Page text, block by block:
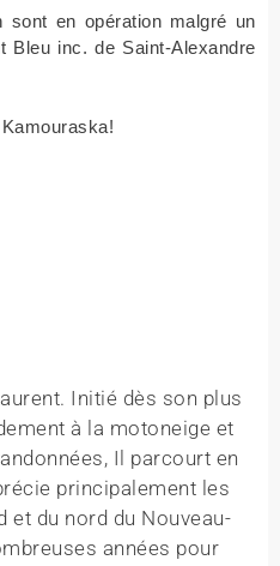
en opération malgré un
Bleu inc. de Saint-Alexandre
Initié dès son plus
à la motoneige et
Il parcourt en
principalement les
et du nord du Nouveau-
années pour